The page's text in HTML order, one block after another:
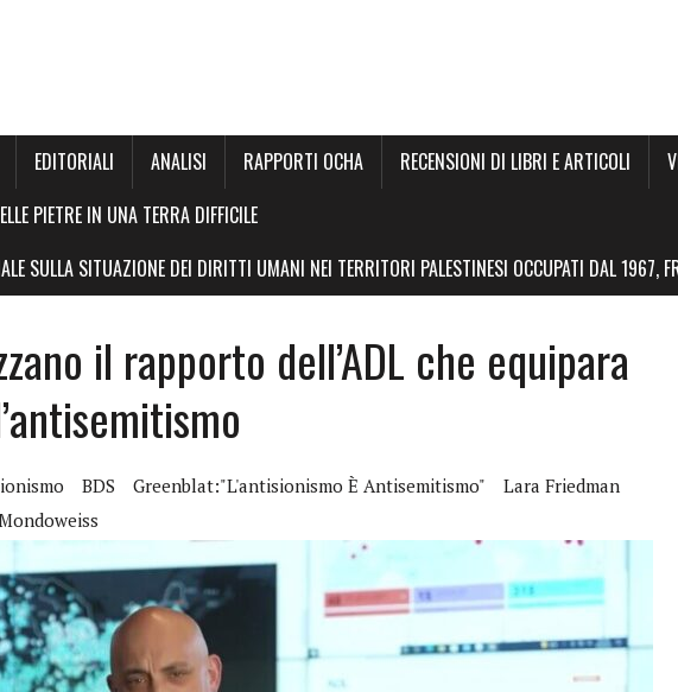
EDITORIALI ANALISI RAPPORTI OCHA RECENSIONI DI LIBRI E ARTICOLI
PIETRE IN UNA TERRA DIFFICILE
SULLA SITUAZIONE DEI DIRITTI UMANI NEI TERRITORI PALESTINESI OCCUPATI DAL 1967,
il rapporto dell’ADL che equipara
BDS Greenblat:"l'antisionismo È Antisemitismo"
Lara Friedman